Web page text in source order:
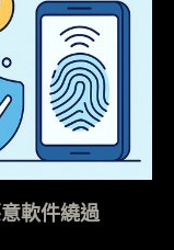
軟件繞過